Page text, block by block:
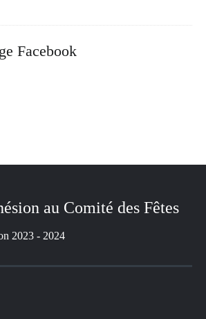
Facebook
au Comité des Fêtes
2023 - 2024